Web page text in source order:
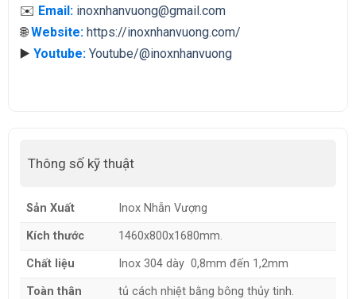
✉️ Email: inoxnhanvuong@gmail.com
🌐Website: https://inoxnhanvuong.com/
▶️ Youtube: Youtube/@inoxnhanvuong
Thông số kỹ thuật
Sản Xuất Inox Nhẫn Vượng
Kích thước 1460x800x1680mm.
Chất liệu Inox 304 dày 0,8mm đến 1,2mm
Toàn thân tủ cách nhiệt bằng bông thủy tinh.